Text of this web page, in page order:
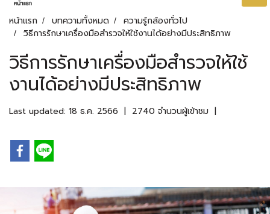
หน้าแรก บทความทั้งหมด
ความรู้กล้องทั่วไป
วิธีการรักษาเครื่องมือสำรวจให้ใช้งานได้อย่างมีประสิทธิภาพ
วิธีการรักษาเครื่องมือสำรวจให้ใช้
งานได้อย่างมีประสิทธิภาพ
Last updated: 18 ธ.ค. 2566 | 2740 จำนวนผู้เข้าชม |